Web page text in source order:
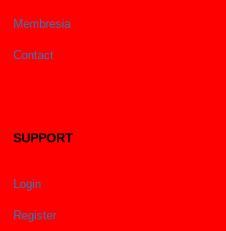
Membresia
Contact
SUPPORT
Login
Register